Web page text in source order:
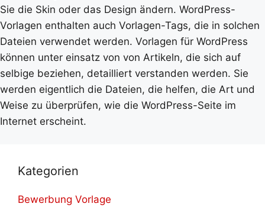
Sie die Skin oder das Design ändern. WordPress-
Vorlagen enthalten auch Vorlagen-Tags, die in solchen
Dateien verwendet werden. Vorlagen für WordPress
können unter einsatz von von Artikeln, die sich auf
selbige beziehen, detailliert verstanden werden. Sie
werden eigentlich die Dateien, die helfen, die Art und
Weise zu überprüfen, wie die WordPress-Seite im
Internet erscheint.
Kategorien
Bewerbung Vorlage